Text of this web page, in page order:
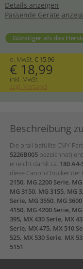
Details anzeigen
Passende Geräte
Günstiger als das
o. MwSt. € 15,96
€ 18,99
inkl. MwSt.
zzgl. Versand
Beschreibung
Die prall befüllte CMY-
5226B005 bezeichnet)
erreicht damit ca. 180
diese Canon-Drucker der
2150, MG 2200 Serie,
MG 3150, MG 3155, MG
Serie, MG 3550, MG
4150, MG 4200 Serie,
395, MX 430 Serie, MX
Serie, MX 475, MX 510
525, MX 530 Serie, MX
5151.